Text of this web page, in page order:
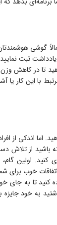
گوشی
ثبت
تا در کاهش
با این کار یا
اندکی از
باشید از تلاش
کنید. اولین
خوب
تا به جای
به خود